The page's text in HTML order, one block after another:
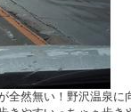
全然無い！野沢温泉に